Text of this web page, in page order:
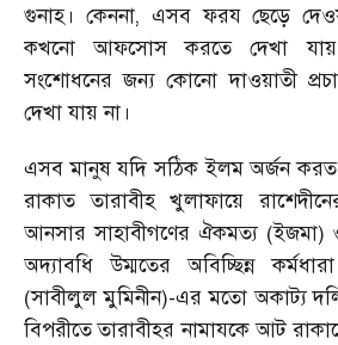
গুনাহ। কেননা, এসব ফরয ছেড়ে
কখনো আফসোস করতে দেখা যায়
সংশোধনের জন্য কোনো দাওয়াতী
দেখা যায় না।
এসব মানুষ যদি সঠিক ইলম অর্জন
রাকাত তারাবীহ খুলাফায়ে
আনসার সাহাবীগণের ঐকমত্য
অদ্যাবধি উম্মতের অবিচ্ছিন্ন
(সাবীলুল মুমিনীন)-এর মতো অকাট্য
বিপরীতে তারাবীহর নামাযকে আট